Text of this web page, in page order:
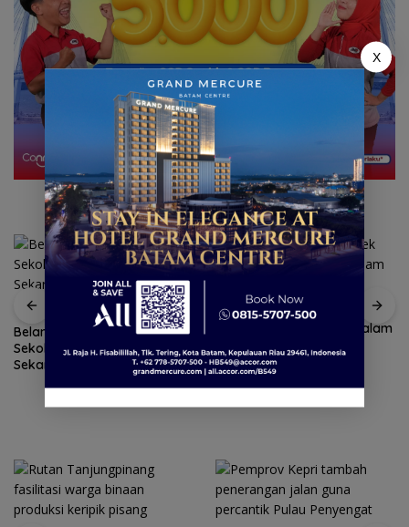
Belanja Perlengkapan
Sekolah di Gramedia
Sekarang! Bisa Menang Mobil
dan Liburan ke Jepang
Tim SAR temukan nenek
hilang di hutan Lingga dalam
X